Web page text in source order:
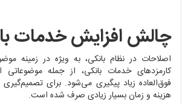
چالش افزایش خدمات
اصلاحات در نظام بانکی، به ویژه در زمینه
کارمزد‌های خدمات بانکی، از جمله
فوق‌العاده زیاد پیگیری می‌شود. برای
هزینه و زمان بسیار زیادی صرف شده است.